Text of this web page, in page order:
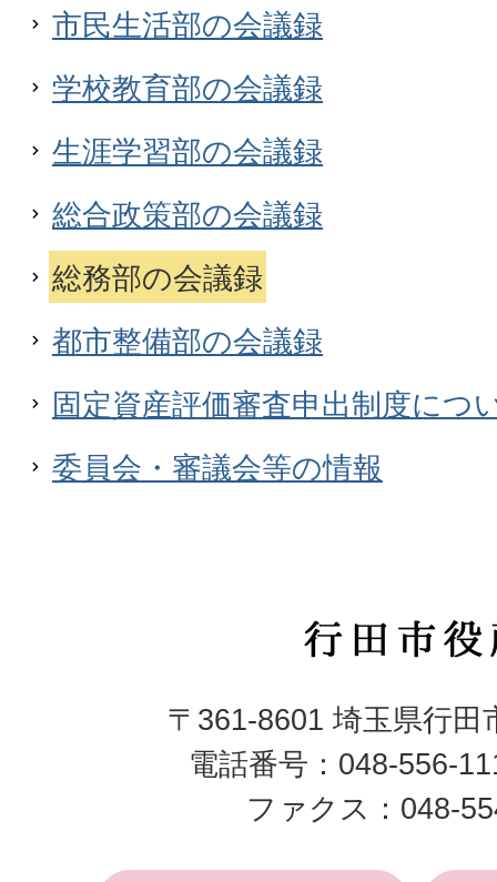
市民生活部の会議録
学校教育部の会議録
生涯学習部の会議録
総合政策部の会議録
総務部の会議録
都市整備部の会議録
固定資産評価審査申出制度につ
委員会・審議会等の情報
行
市
役
所
〒361-8601 埼玉県行田
電話番号：048-556-
ファクス：048-